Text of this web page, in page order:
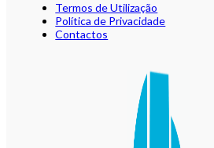
Termos de Utilização
Política de Privacidade
Contactos